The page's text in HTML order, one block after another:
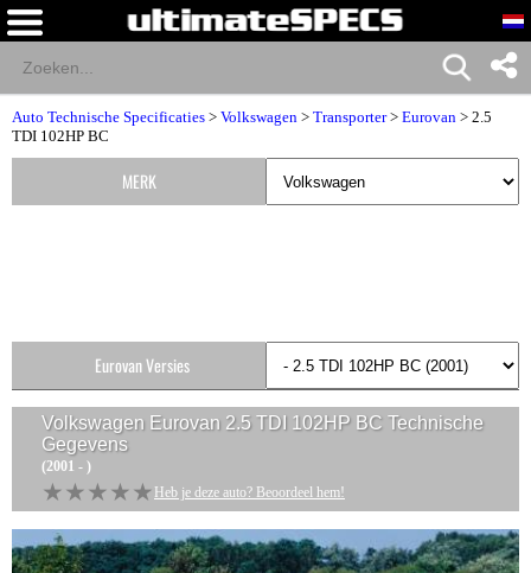
Auto Technische Specificaties > Volkswagen > Transporter> Eurovan > 2.5
TDI 102HP BC
Volkswagen Eurovan 2.5 TDI 102HP BC Technische
Gegevens
(2001 - )
★★★★★
★★★★★ Heb je deze auto? Beoordeel hem!
MERK
Eurovan Versies